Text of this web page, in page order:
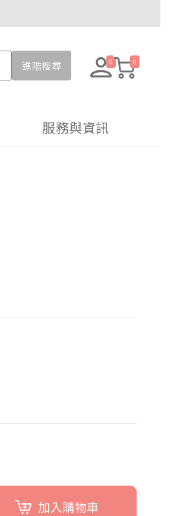
0 0
進階搜尋
服務與資訊
加入購物車